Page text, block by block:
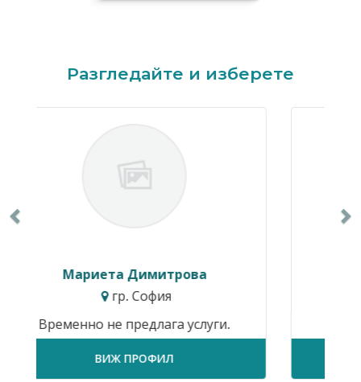
Разгледайте и изберете
Ивайло Балкански
Временно не предлага услуги.
ВИЖ ПРОФИЛ